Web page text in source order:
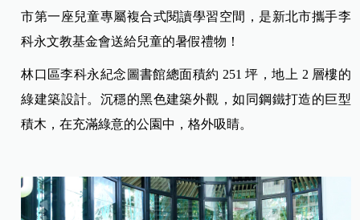
市第一座兒童專屬複合式閱讀學習空間，是新北市攜手李
科永文教基金會送給兒童的暑假禮物！
林口區李科永紀念圖書館總面積約 251 坪，地上 2 層樓的
綠建築設計。沉穩的黑色建築外觀，如同鋼鐵打造的巨型
積木，在充滿綠意的公園中，格外吸睛。